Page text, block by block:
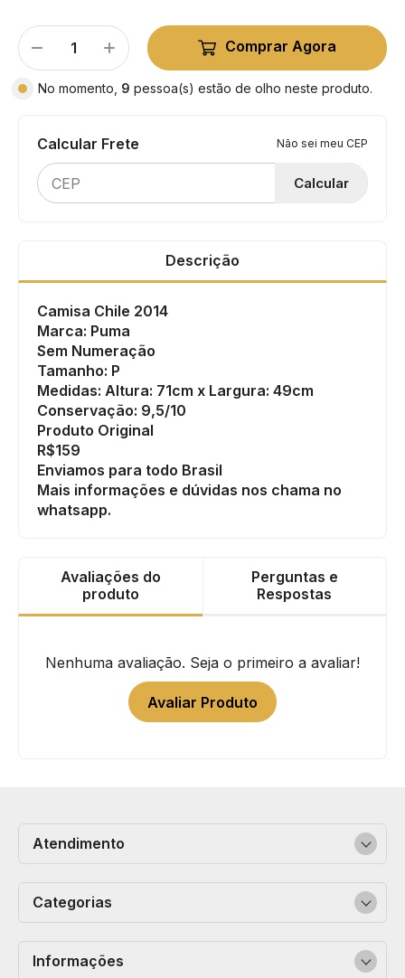
Comprar Agora
No momento, 9 pessoa(s) estão de olho neste produto.
Calcular Frete Não sei meu CEP
Calcular
Descrição
Camisa Chile 2014
Marca: Puma
Sem Numeração
Tamanho: P
Medidas: Altura: 71cm x Largura: 49cm
Conservação: 9,5/10
Produto Original
R$159
Enviamos para todo Brasil
Mais informações e dúvidas nos chama no
whatsapp.
Avaliações do
produto
Perguntas e
Respostas
Nenhuma avaliação. Seja o primeiro a avaliar!
Avaliar Produto
Categorias
Informações
Atendimento